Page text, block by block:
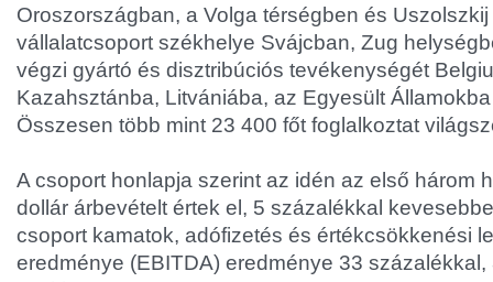
Oroszországban, a Volga térségben és Uszolszkij
vállalatcsoport székhelye Svájcban, Zug
végzi gyártó és disztribúciós tevékenységét
Kazahsztánba, Litvániába, az Egyesült
Összesen több mint 23 400 főt foglalkoztat
A csoport honlapja szerint az idén az első három
dollár árbevételt értek el, 5 százalékkal
csoport kamatok, adófizetés és értékcsökkenési
eredménye (EBITDA) eredménye 33 százalékkal,